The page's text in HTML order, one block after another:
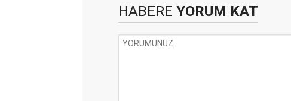
HABERE YORUM KAT